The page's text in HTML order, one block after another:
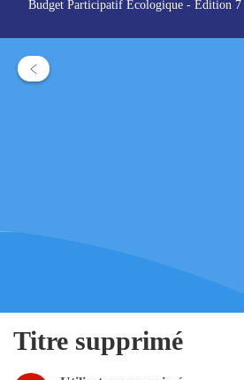
Budget Participatif Écologique - Edition 7
Titre supprimé